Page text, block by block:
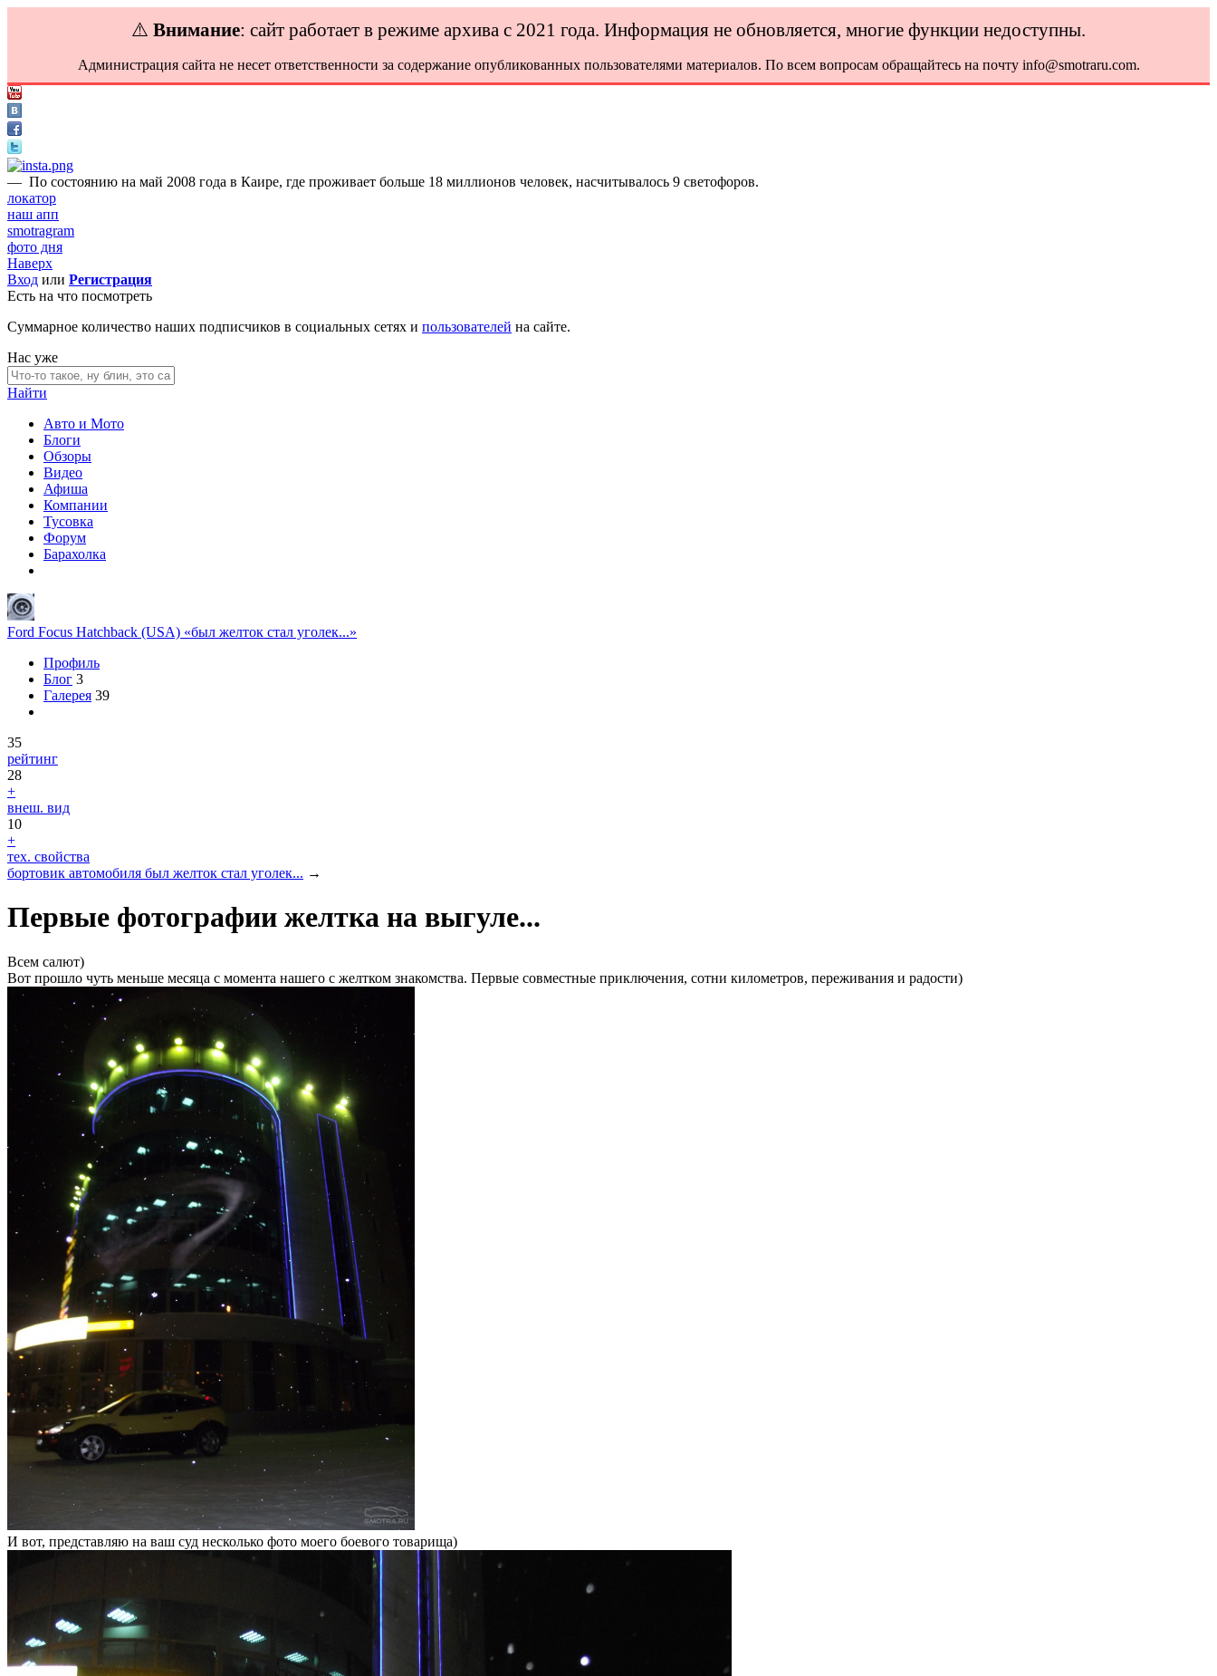
⚠️ Внимание: сайт работает в режиме архива с 2021 года. Информация не обновляется, многие функции недоступны.
Администрация сайта не несет ответственности за содержание опубликованных пользователями материалов. По всем вопросам обращайтесь на почту info@smotraru.com.
— По состоянию на май 2008 года в Каире, где проживает больше 18 миллионов человек, насчитывалось 9 светофоров.
локатор
наш апп
smotragram
фото дня
Наверх
Вход или Регистрация
Есть на что посмотреть
Суммарное количество наших подписчиков в социальных сетях и пользователей на сайте.
Нас уже
Найти
Авто и Мото
Блоги
Обзоры
Видео
Афиша
Компании
Тусовка
Форум
Барахолка
Ford Focus Hatchback (USA) «был желток стал уголек...»
Профиль
Блог 3
Галерея 39
35
рейтинг
28
+
внеш. вид
10
+
тех. свойства
бортовик автомобиля был желток стал уголек... →
Первые фотографии желтка на выгуле...
Всем салют)
Вот прошло чуть меньше месяца с момента нашего с желтком знакомства. Первые совместные приключения, сотни километров, переживания и радости)
И вот, представляю на ваш суд несколько фото моего боевого товарища)